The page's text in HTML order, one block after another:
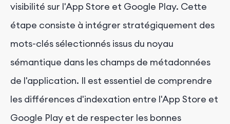
visibilité sur l'App Store et Google Play. Cette
étape consiste à intégrer stratégiquement des
mots-clés sélectionnés issus du noyau
sémantique dans les champs de métadonnées
de l'application. Il est essentiel de comprendre
les différences d'indexation entre l'App Store et
Google Play et de respecter les bonnes